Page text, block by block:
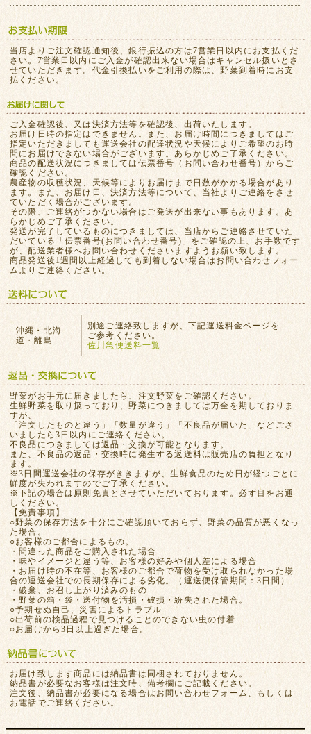
当店よりご注文確認通知後、銀行振込の方は7営業日以内にお支払くだ
さい。7営業日以内にご入金が確認出来ない場合はキャンセル扱いとさ
せていただきます。代金引換払いをご利用の際は、野菜到着時にお支
払ください。
ご入金確認後、又は決済方法等を確認後、出荷いたします。
お届け日時の指定はできません。また、お届け時間につきましてはご
指定いただきましても運送会社の配達状況や天候によりご希望のお時
間にお届けできない場合がございます。あらかじめご了承ください。
商品の配送状況につきましては伝票番号（お問い合わせ番号）からご
確認ください。
農産物の収穫状況、天候等によりお届けまで日数がかかる場合があり
ます。また、お届け日、決済方法等について、当社よりご連絡をさせ
ていただく場合がございます。
その際、ご連絡がつかない場合はご発送が出来ない事もあります。あ
らかじめご了承ください。
発送が完了しているものにつきましては、当店からご連絡させていた
だいている「伝票番号(お問い合わせ番号)」をご確認の上、お手数です
が、配送業者様へお問い合わせくださいますようお願い致します。
商品発送後1週間以上経過しても到着しない場合はお問い合わせフォー
ムよりご連絡ください。
沖縄・北海
道・離島
別途ご連絡致しますが、下記運送料金ページを
ご参考ください。
佐川急便送料一覧
野菜がお手元に届きましたら、注文野菜をご確認ください。
生鮮野菜を取り扱っており、野菜につきましては万全を期しておりま
すが、
「注文したものと違う」「数量が違う」「不良品が届いた」などござ
いましたら3日以内にご連絡ください。
不良品につきましては返品・交換が可能となります。
また、不良品の返品・交換時に発生する返送料は販売店の負担となり
ます。
※3日間運送会社の保存がききますが、生鮮食品のため日が経つごとに
鮮度が失われますのでご了承ください。
※下記の場合は原則免責とさせていただいております。必ず目をお通
しください。
【免責事項】
○野菜の保存方法を十分にご確認頂いておらず、野菜の品質が悪くなっ
た場合。
○お客様のご都合によるもの。
・間違った商品をご購入された場合
・味やイメージと違う等、お客様の好みや個人差による場合
・お届け時の不在等、お客様のご都合で荷物を受け取られなかった場
合の運送会社での長期保存による劣化。（運送便保管期間：3日間）
・破棄、お召し上がり済みのもの
・野菜の箱・袋・送付物を汚損・破損・紛失された場合。
○予期せぬ自己、災害によるトラブル
○出荷前の検品過程で見つけることのできない虫の付着
○お届けから3日以上過ぎた場合。
お届け致します商品には納品書は同梱されておりません。
納品書が必要なお客様は注文時、備考欄にご記載ください。
注文後、納品書が必要になる場合はお問い合わせフォーム、もしくは
お電話でご連絡ください。